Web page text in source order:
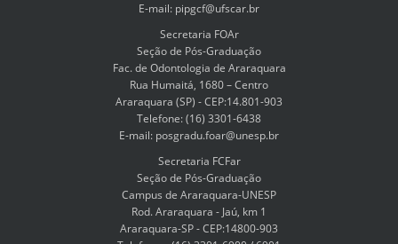
E-mail: pipgcf@ufscar.br
Secretaria FOAr
Seção de Pós-Graduação
Fac. de Odontologia de Araraquara
Rua Humaitá, 1680 – Centro
Araraquara (SP) - CEP:14.801-903
Telefone: (16) 3301-6438
E-mail: posgradu.foar@unesp.br
Secretaria FCFar
Seção de Pós-Graduação
Campus de Araraquara-UNESP
Rod. Araraquara - Jaú, km 1
Araraquara-SP - CEP:14800-903